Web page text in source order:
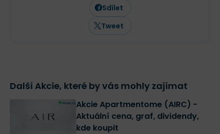
Sdílet
Tweet
Další Akcie, které by vás mohly zajímat
Akcie Apartmentome (AIRC) -
Aktuální cena, graf, dividendy,
kde koupit